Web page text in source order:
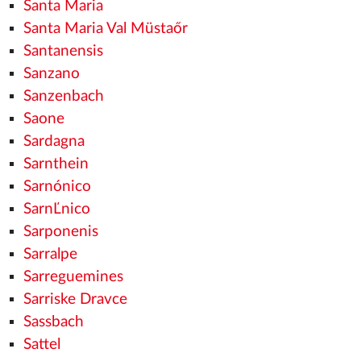
Santa Maria
Santa Maria Val Müstaőr
Santanensis
Sanzano
Sanzenbach
Saone
Sardagna
Sarnthein
Sarnónico
SarnĽnico
Sarponenis
Sarralpe
Sarreguemines
Sarriske Dravce
Sassbach
Sattel